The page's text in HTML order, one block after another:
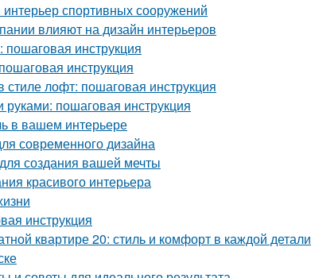
спортивных сооружений
влияют на дизайн интерьеров
пошаговая инструкция
инструкция
стиле лофт: пошаговая инструкция
пошаговая инструкция
в вашем интерьере
современного дизайна
создания вашей мечты
красивого интерьера
инструкция
квартире 20: стиль и комфорт в каждой детали